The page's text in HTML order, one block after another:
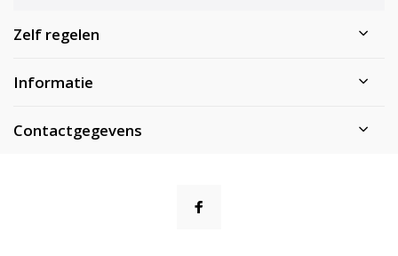
Zelf regelen
Informatie
Contactgegevens